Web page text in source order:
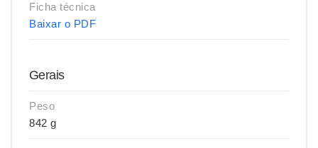
Ficha técnica
Baixar o PDF
Gerais
Peso
842 g